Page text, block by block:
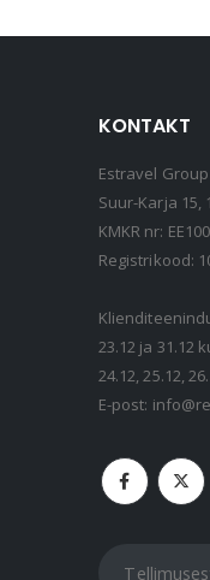
KONTAKT
Estravel Group
Suur-Karja 15,
KMKR nr:
Registrikood:
23.12 ja 31.12
24.12, 25.12,
E-post: